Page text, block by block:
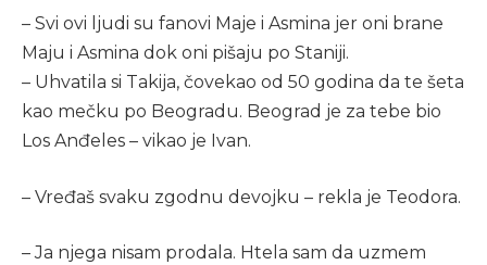
– Svi ovi ljudi su fanovi Maje i Asmina jer oni brane
Maju i Asmina dok oni pišaju po Staniji.
– Uhvatila si Takija, čovekao od 50 godina da te šeta
kao mečku po Beogradu. Beograd je za tebe bio
Los Anđeles – vikao je Ivan.
– Vređaš svaku zgodnu devojku – rekla je Teodora.
– Ja njega nisam prodala. Htela sam da uzmem